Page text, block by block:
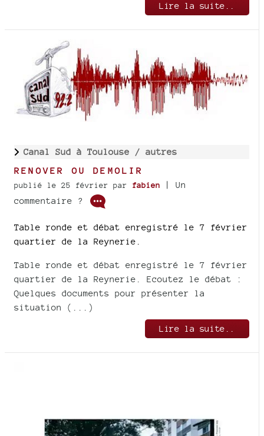
Lire la suite..
Canal Sud à Toulouse / autres
RENOVER OU DEMOLIR
publié le 25 février par fabien
| Un
commentaire ?
Table ronde et débat enregistré le 7 février
quartier de la Reynerie.
Table ronde et débat enregistré le 7 février
quartier de la Reynerie. Ecoutez le débat :
Quelques documents pour présenter la
situation (...)
Lire la suite..